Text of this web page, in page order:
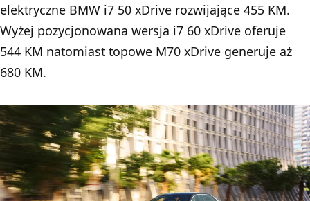
elektryczne BMW i7 50 xDrive rozwijające 455 KM.
Wyżej pozycjonowana wersja i7 60 xDrive oferuje
544 KM natomiast topowe M70 xDrive generuje aż
680 KM.